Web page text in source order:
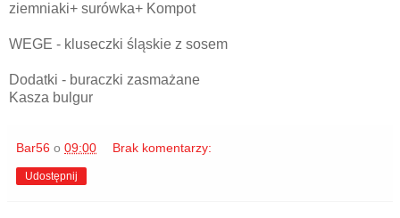
ziemniaki+ surówka+ Kompot
WEGE - kluseczki śląskie z sosem
Dodatki - buraczki zasmażane
Kasza bulgur
Bar56 o 09:00 Brak komentarzy:
Udostępnij